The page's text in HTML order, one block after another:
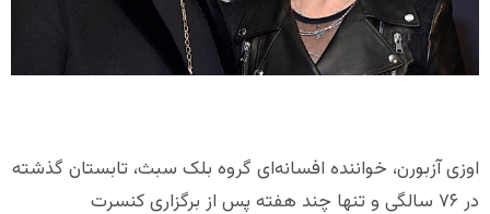
اوزی آزبورن، خواننده افسانه‌ای گروه بلک سبث، تابستان گذشته
در ۷۶ سالگی و تنها چند هفته پس از برگزاری کنسرت